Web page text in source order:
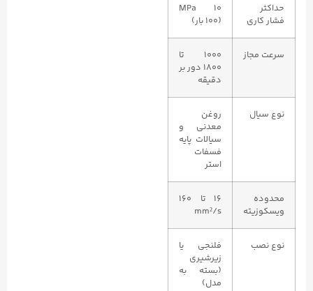
حداکثر
فشار کاری
۱۰ MPa
(۱۰۰ بار)
سرعت مجاز
۱۰۰۰ تا
۱۸۰۰ دور بر
دقیقه
نوع سیال
روغن
معدنی و
سیالات پایه
فسفات
استر
محدوده
ویسکوزیته
۱۶ تا ۱۶۰
mm²/s
نوع نصب
فلنجی یا
زیرشیری
(بسته به
مدل)